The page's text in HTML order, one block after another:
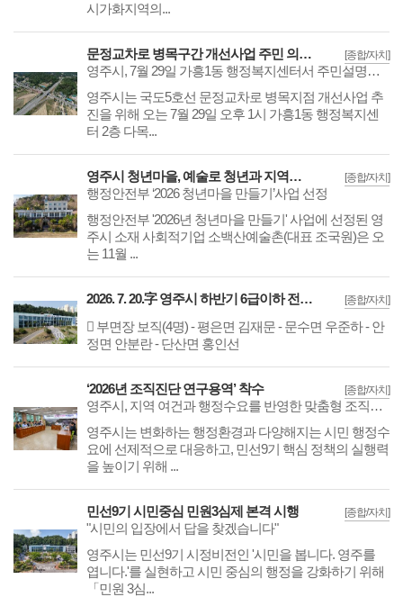
시가화지역의...
[종합/자치]
문정교차로 병목구간 개선사업 주민 의견 듣는다
영주시, 7월 29일 가흥1동 행정복지센터서 주민설명회 개최
영주시는 국도5호선 문정교차로 병목지점 개선사업 추
진을 위해 오는 7월 29일 오후 1시 가흥1동 행정복지센
터 2층 다목...
[종합/자치]
영주시 청년마을, 예술로 청년과 지역을 잇는다
행정안전부 ‘2026 청년마을 만들기’사업 선정
행정안전부 '2026년 청년마을 만들기' 사업에 선정된 영
주시 소재 사회적기업 소백산예술촌(대표 조국원)은 오
는 11월 ...
[종합/자치]
2026. 7. 20.字 영주시 하반기 6급이하 전보 인사
󰏚 부면장 보직(4명) - 평은면 김재문 - 문수면 우준하 - 안
정면 안분란 - 단산면 홍인선
[종합/자치]
‘2026년 조직진단 연구용역’ 착수
영주시, 지역 여건과 행정수요를 반영한 맞춤형 조직개편 방향 도출
영주시는 변화하는 행정환경과 다양해지는 시민 행정수
요에 선제적으로 대응하고, 민선9기 핵심 정책의 실행력
을 높이기 위해 ...
[종합/자치]
민선9기 시민중심 민원3심제 본격 시행
"시민의 입장에서 답을 찾겠습니다"
영주시는 민선9기 시정비전인 '시민을 봅니다. 영주를
엽니다.'를 실현하고 시민 중심의 행정을 강화하기 위해
「민원 3심...